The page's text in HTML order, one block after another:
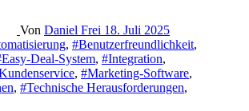
Von Daniel Frei 18. Juli 2025
, #Benutzerfreundlichkeit,
Deal-System, #Integration,
, #Marketing-Software,
, #Technische Herausforderungen,